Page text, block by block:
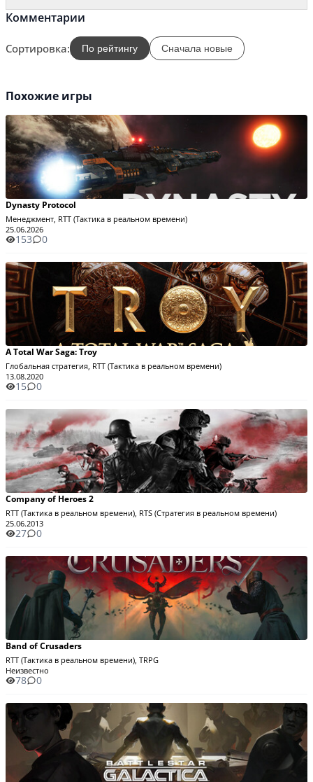
Комментарии
Сортировка: По рейтингу Сначала новые
Похожие игры
Dynasty Protocol
Менеджмент, RTT (Тактика в реальном времени)
25.06.2026
153 0
A Total War Saga: Troy
Глобальная стратегия, RTT (Тактика в реальном времени)
13.08.2020
15 0
Company of Heroes 2
RTT (Тактика в реальном времени), RTS (Стратегия в реальном времени)
25.06.2013
27 0
Band of Crusaders
RTT (Тактика в реальном времени), TRPG
Неизвестно
78 0